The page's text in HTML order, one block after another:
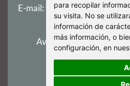
para recopilar
su visita. No se
información de
más información, o
configuración, en
E-mail:
Aviso Legal-Política de
Cambiar